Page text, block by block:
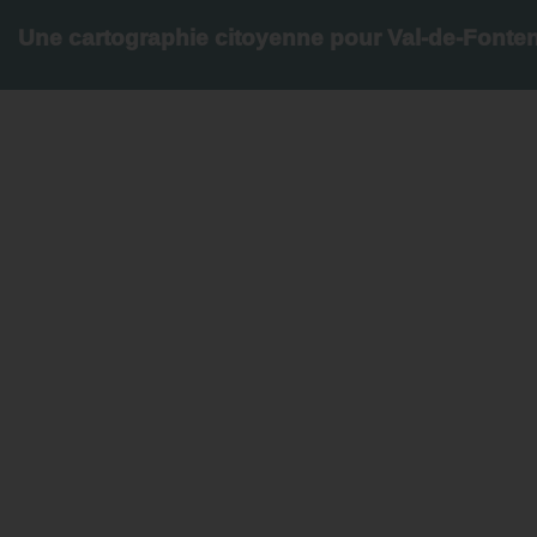
Une cartographie citoyenne pour Val-de-